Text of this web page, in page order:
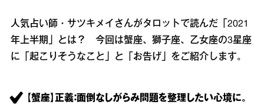
人気占い師・サツキメイさんがタロットで読んだ「2021
年上半期」とは？ 今回は蟹座、獅子座、乙女座の3星座
に「起こりそうなこと」と「お告げ」をご紹介します。
【蟹座】正義：面倒なしがらみ問題を整理したい心境に。